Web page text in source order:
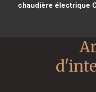
chaudière électrique